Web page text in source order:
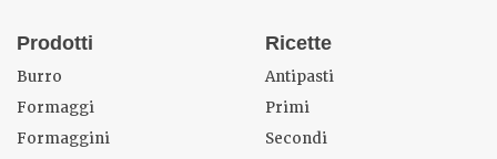
Prodotti
Burro
Formaggi
Formaggini
Ricette
Antipasti
Primi
Secondi